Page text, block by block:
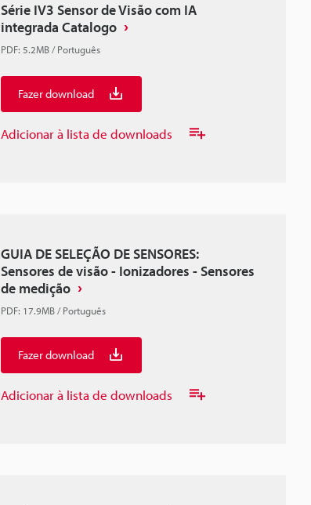
Série IV3 Sensor de Visão com IA
integrada Catalogo
PDF: 5.2MB/Português
Fazer download
Adicionar à lista de downloads
GUIA DE SELEÇÃO DE SENSORES:
Sensores de visão - Ionizadores - Sensores
de medição
PDF: 17.9MB/Português
Fazer download
Adicionar à lista de downloads